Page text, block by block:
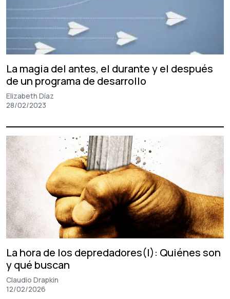
La magia del antes, el durante y el después
de un programa de desarrollo
Elizabeth Díaz
28/02/2023
La hora de los depredadores(I): Quiénes son
y qué buscan
Claudio Drapkin
12/02/2026